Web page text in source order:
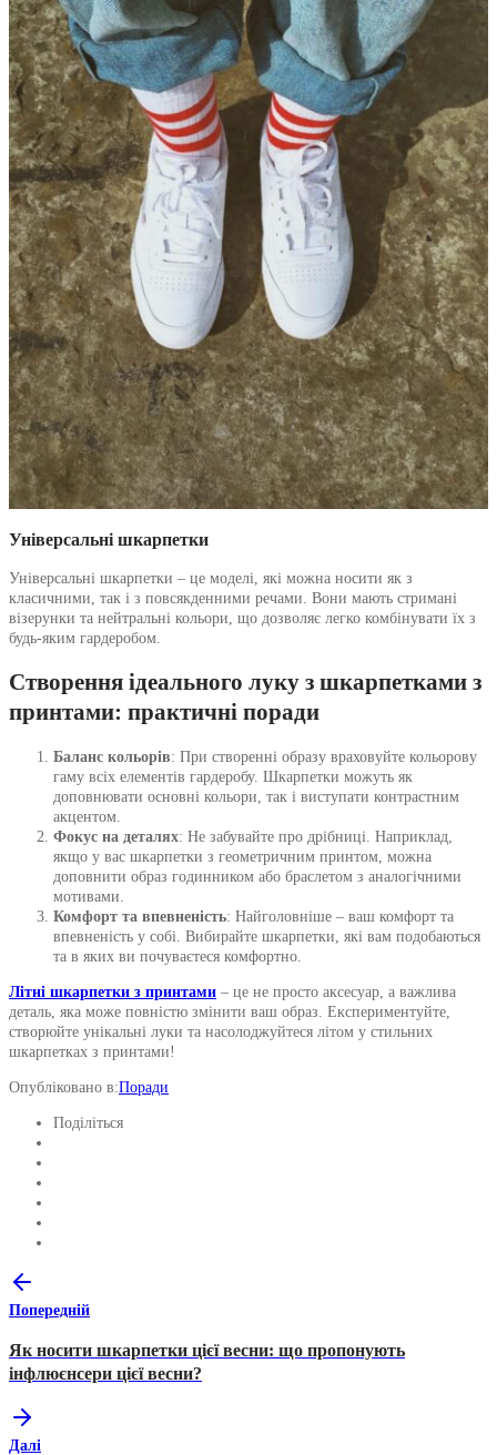
Універсальні шкарпетки
Універсальні шкарпетки – це моделі, які можна носити як з
класичними, так і з повсякденними речами. Вони мають стримані
візерунки та нейтральні кольори, що дозволяє легко комбінувати їх з
будь-яким гардеробом.
Створення ідеального луку з шкарпетками з
принтами: практичні поради
Баланс кольорів: При створенні образу враховуйте кольорову
гаму всіх елементів гардеробу. Шкарпетки можуть як
доповнювати основні кольори, так і виступати контрастним
акцентом.
Фокус на деталях: Не забувайте про дрібниці. Наприклад,
якщо у вас шкарпетки з геометричним принтом, можна
доповнити образ годинником або браслетом з аналогічними
мотивами.
Комфорт та впевненість: Найголовніше – ваш комфорт та
впевненість у собі. Вибирайте шкарпетки, які вам подобаються
та в яких ви почуваєтеся комфортно.
Літні шкарпетки з принтами – це не просто аксесуар, а важлива
деталь, яка може повністю змінити ваш образ. Експериментуйте,
створюйте унікальні луки та насолоджуйтеся літом у стильних
шкарпетках з принтами!
Опубліковано в:Поради
Поділіться
Попередній
Як носити шкарпетки цієї весни: що пропонують
інфлюєнсери цієї весни?
Далі